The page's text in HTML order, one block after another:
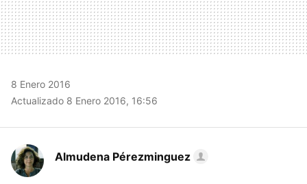
8 Enero 2016
Actualizado 8 Enero 2016, 16:56
Almudena Pérezminguez